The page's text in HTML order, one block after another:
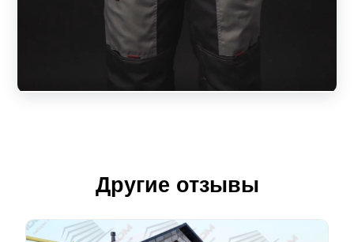
Другие отзывы